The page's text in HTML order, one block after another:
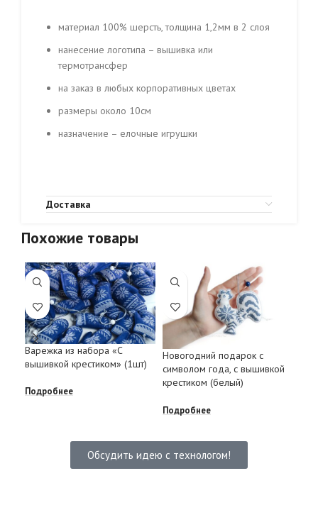
материал 100% шерсть, толщина 1,2мм в 2 слоя
нанесение логотипа – вышивка или
термотрансфер
на заказ в любых корпоративных цветах
размеры около 10см
назначение – елочные игрушки
Доставка
Похожие товары
Варежка из набора «С
вышивкой крестиком» (1шт)
Подробнее
Новогодний подарок с
символом года, с вышивкой
крестиком (белый)
Подробнее
Обсудить идею с технологом!